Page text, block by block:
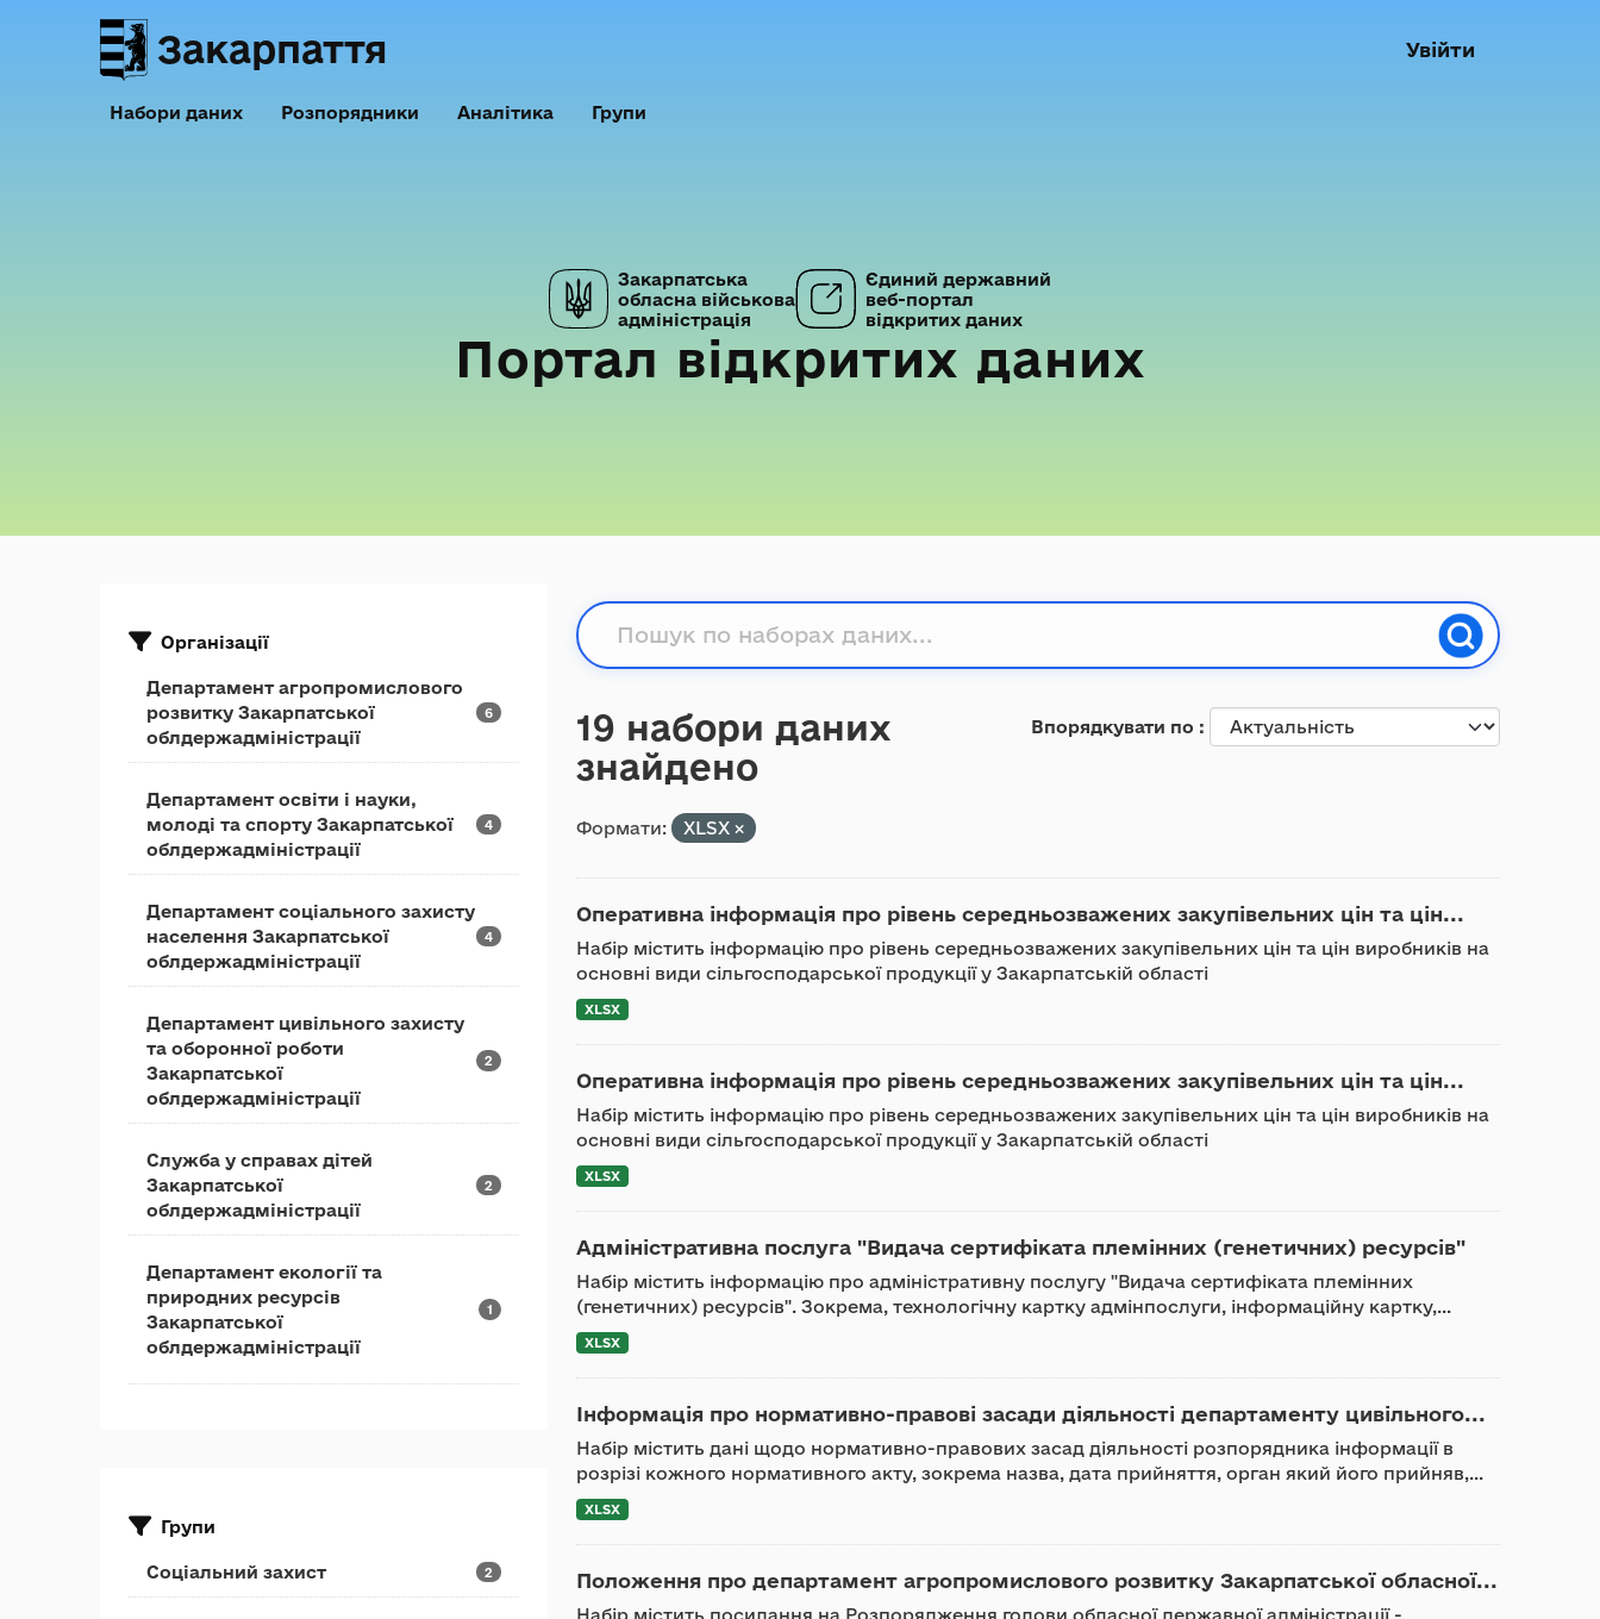
Закарпаття Увійти
Набори даних Розпорядники Аналітика Групи
Закарпатська
обласна військова
адміністрація
Єдиний державний
веб-портал
відкритих даних
Портал відкритих даних
Організації
Департамент агропромислового
розвитку Закарпатської
облдержадміністрації
6
Департамент освіти і науки,
молоді та спорту Закарпатської
облдержадміністрації
4
Департамент соціального захисту
населення Закарпатської
облдержадміністрації
4
Департамент цивільного захисту
та оборонної роботи
Закарпатської
облдержадміністрації
2
Служба у справах дітей
Закарпатської
облдержадміністрації
2
Департамент екології та
природних ресурсів
Закарпатської
облдержадміністрації
1
Групи
Соціальний захист 2
Впорядкувати по
19 набори даних
знайдено
Формати: XLSX
Оперативна інформація про рівень середньозважених закупівельних цін та цін...
Набір містить інформацію про рівень середньозважених закупівельних цін та цін виробників на
основні види сільгосподарської продукції у Закарпатській області
XLSX
Оперативна інформація про рівень середньозважених закупівельних цін та цін...
Набір містить інформацію про рівень середньозважених закупівельних цін та цін виробників на
основні види сільгосподарської продукції у Закарпатській області
XLSX
Адміністративна послуга "Видача сертифіката племінних (генетичних) ресурсів"
Набір містить інформацію про адміністративну послугу "Видача сертифіката племінних
(генетичних) ресурсів". Зокрема, технологічну картку адмінпослуги, інформаційну картку,...
XLSX
Інформація про нормативно-правові засади діяльності департаменту цивільного...
Набір містить дані щодо нормативно-правових засад діяльності розпорядника інформації в
розрізі кожного нормативного акту, зокрема назва, дата прийняття, орган який його прийняв,...
XLSX
Положення про департамент агропромислового розвитку Закарпатської обласної...
Набір містить посилання на Розпорядження голови обласної державної адміністрації -